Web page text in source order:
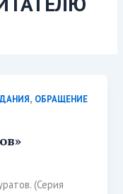
, ОБРАЩЕНИЕ
(Серия